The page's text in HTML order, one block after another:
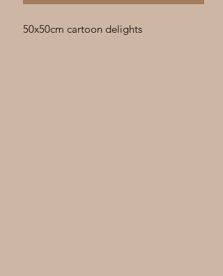
50x50cm cartoon delights